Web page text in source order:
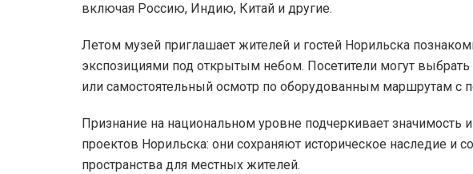
включая Россию, Индию, Китай и другие.
Летом музей приглашает жителей и гостей Норильска
экспозициями под открытым небом. Посетители могут
или самостоятельный осмотр по оборудованным маршрутам с
Признание на национальном уровне подчеркивает значимость
проектов Норильска: они сохраняют историческое наследие и
пространства для местных жителей.